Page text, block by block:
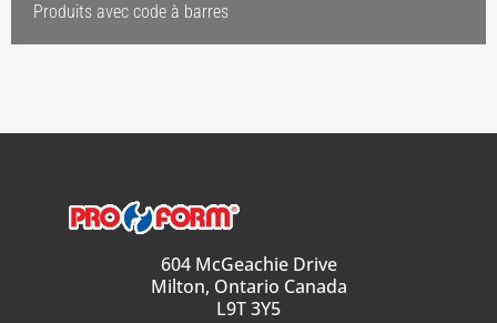
Produits avec code à barres
604 McGeachie Drive
Milton, Ontario Canada
L9T 3Y5